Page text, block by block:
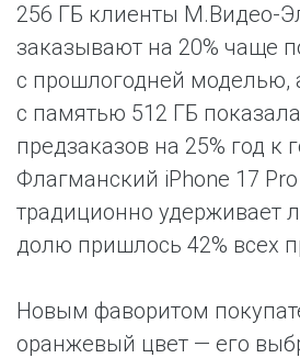
256 ГБ клиенты М.Видео-
заказывают на 20% чаще
с прошлогодней моделью,
с памятью 512 ГБ
предзаказов на 25% год к
Флагманский iPhone 17
традиционно удерживает
долю пришлось 42% всех
Новым фаворитом
оранжевый цвет — его